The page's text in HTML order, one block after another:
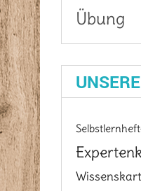
Übung